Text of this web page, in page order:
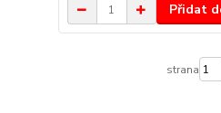
Přidat
strana